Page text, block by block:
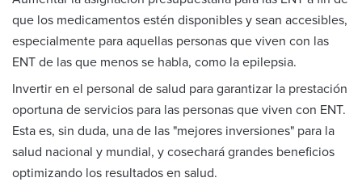
que los medicamentos estén disponibles y sean accesibles,
especialmente para aquellas personas que viven con las
ENT de las que menos se habla, como la epilepsia.
Invertir en el personal de salud para garantizar la prestación
oportuna de servicios para las personas que viven con ENT.
Esta es, sin duda, una de las "mejores inversiones" para la
salud nacional y mundial, y cosechará grandes beneficios
optimizando los resultados en salud.